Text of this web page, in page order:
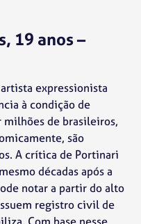
19 anos –
artista expressionista
à condição de
de brasileiros,
são
A crítica de Portinari
décadas após a
notar a partir do alto
registro civil de